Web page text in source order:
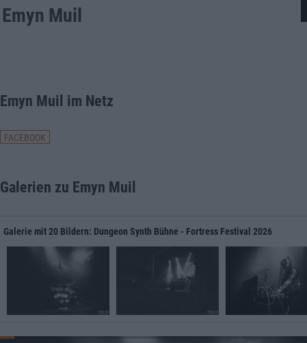
Emyn Muil
Emyn Muil im Netz
FACEBOOK
Galerien zu Emyn Muil
Galerie mit 20 Bildern: Dungeon Synth Bühne - Fortress Festival 2026